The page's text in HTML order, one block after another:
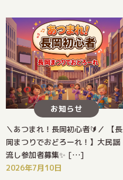
お知らせ
＼あつまれ！長岡初心者🔰／ 【長
岡まつりでおどろーれ！】大民謡
流し参加者募集✨ […]
2026年7月10日